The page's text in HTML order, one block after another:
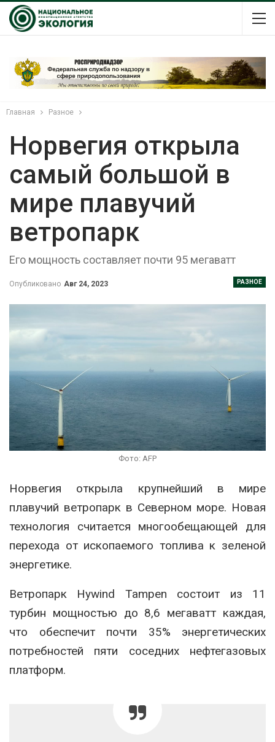
Главная Разное
Норвегия открыла
самый большой в
мире плавучий
ветропарк
Его мощность составляет почти 95 мегаватт
РАЗНОЕ
Опубликовано Авг 24, 2023
Фото: AFP
Норвегия открыла крупнейший в мире
плавучий ветропарк в Северном море. Новая
технология считается многообещающей для
перехода от ископаемого топлива к зеленой
энергетике.
Ветропарк Hywind Tampen состоит из 11
турбин мощностью до 8,6 мегаватт каждая,
что обеспечит почти 35% энергетических
потребностей пяти соседних нефтегазовых
платформ.